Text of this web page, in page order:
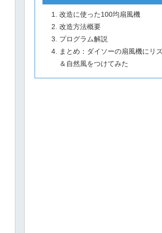
改造に使った100均扇風機
改造方法概要
プログラム解説
まとめ：ダイソーの扇風機にリ
＆自然風をつけてみた